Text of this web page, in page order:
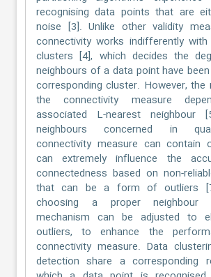
recognising data points that are
noise [3]. Unlike other validity
connectivity works indifferently
clusters [4], which decides the
neighbours of a data point have
corresponding cluster. However,
the connectivity measure
associated L-nearest neighbour
neighbours concerned in
connectivity measure can contain
can extremely influence the
connectedness based on non-
that can be a form of outliers
choosing a proper neighbour
mechanism can be adjusted to
outliers, to enhance the
connectivity measure. Data
detection share a corresponding